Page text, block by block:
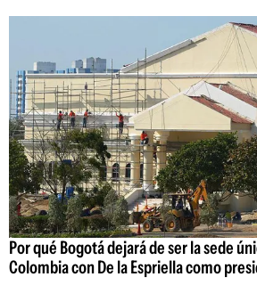
Por qué Bogotá dejará de ser la sede
Colombia con De la Espriella como